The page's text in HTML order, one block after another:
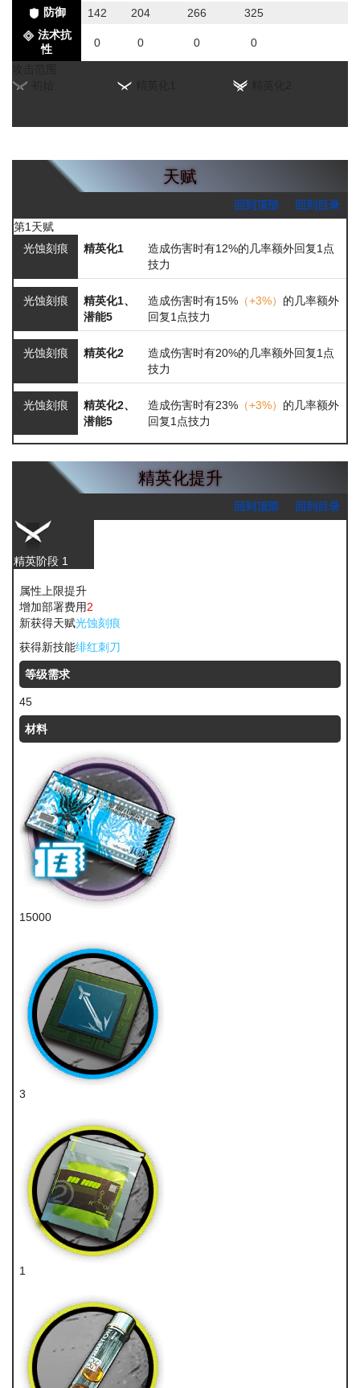
防御
142 204 266
325
法术抗
性
0 0 0 0
天赋
回到顶部
回到目录
第1天赋
光蚀刻痕
精英化1
造成伤害时有12%的几率额外回复1点
技力
光蚀刻痕
精英化1、
潜能5
造成伤害时有15% （+3%） 的几率额外
回复1点技力
光蚀刻痕 精英化2
造成伤害时有20%的几率额外回复1点
技力
光蚀刻痕
精英化2、
潜能5
造成伤害时有23% （+3%） 的几率额外
回复1点技力
精英化提升
回到顶部 回到目录
精英阶段 1
属性上限提升
增加部署费用2
新获得天赋光蚀刻痕
获得新技能绯红刺刀
等级需求
45
材料
15000
3
1